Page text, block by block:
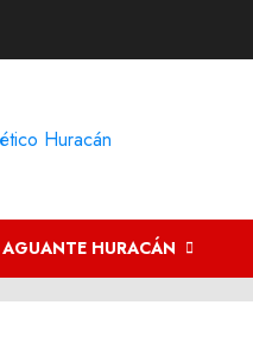
AGUANTE HURACÁN